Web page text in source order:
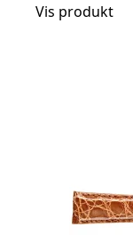
Vis produkt